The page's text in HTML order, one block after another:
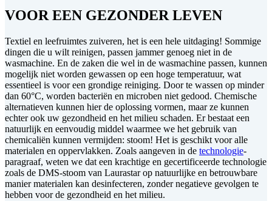
VOOR EEN GEZONDER LEVEN
Textiel en leefruimtes zuiveren, het is een hele uitdaging! Sommige
dingen die u wilt reinigen, passen jammer genoeg niet in de
wasmachine. En de zaken die wel in de wasmachine passen, kunnen
mogelijk niet worden gewassen op een hoge temperatuur, wat
essentieel is voor een grondige reiniging. Door te wassen op minder
dan 60°C, worden bacteriën en microben niet gedood. Chemische
alternatieven kunnen hier de oplossing vormen, maar ze kunnen
echter ook uw gezondheid en het milieu schaden. Er bestaat een
natuurlijk en eenvoudig middel waarmee we het gebruik van
chemicaliën kunnen vermijden: stoom! Het is geschikt voor alle
materialen en oppervlakken. Zoals aangeven in de technologie-
paragraaf, weten we dat een krachtige en gecertificeerde technologie
zoals de DMS-stoom van Laurastar op natuurlijke en betrouwbare
manier materialen kan desinfecteren, zonder negatieve gevolgen te
hebben voor de gezondheid en het milieu.